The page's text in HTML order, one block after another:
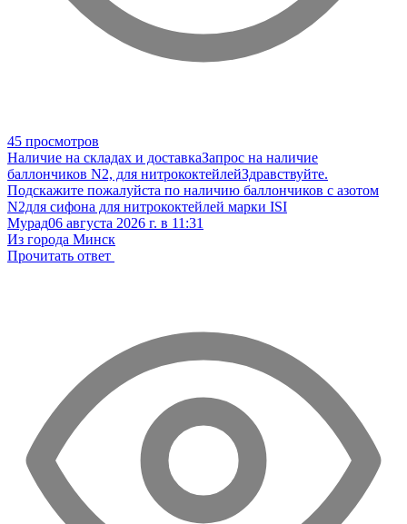
45 просмотров
Наличие на складах и доставкаЗапрос на наличие
баллончиков N2, для нитрококтейлейЗдравствуйте.
Подскажите пожалуйста по наличию баллончиков с азотом
N2для сифона для нитрококтейлей марки ISI
Мурад06 августа 2026 г. в 11:31
Из города Минск
Прочитать ответ